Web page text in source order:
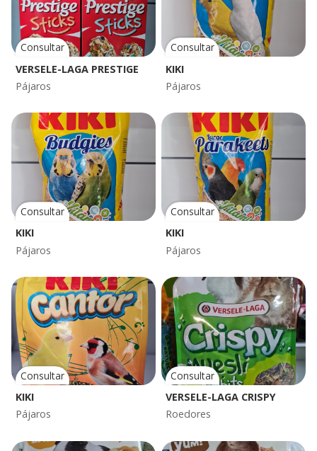
VERSELE-LAGA PRESTIGE
Pájaros
Consultar
KIKI
Pájaros
Consultar
KIKI
Pájaros
Consultar
KIKI
Pájaros
Consultar
KIKI
Pájaros
Consultar
VERSELE-LAGA CRISPY
Roedores
Consultar